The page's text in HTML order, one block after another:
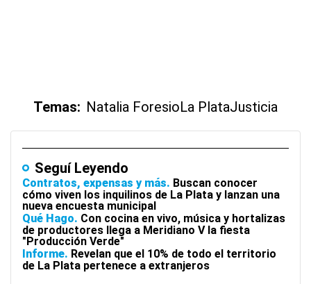
Temas: Natalia ForesioLa PlataJusticia
Seguí Leyendo
Contratos, expensas y más Buscan conocer
cómo viven los inquilinos de La Plata y lanzan una
nueva encuesta municipal
Qué Hago Con cocina en vivo, música y hortalizas
de productores llega a Meridiano V la fiesta
"Producción Verde"
Informe Revelan que el 10% de todo el territorio
de La Plata pertenece a extranjeros